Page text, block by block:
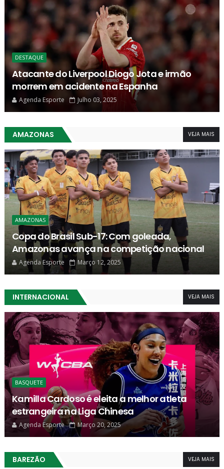
BASQUETE
Basquete brasileiro perde o bicampeão
mundial Wlamir Marques
Agenda Esporte Março 19, 2025
AMAZONAS VEJA MAIS
AMAZONAS
Barezão 2025: Em jogo de poucas
oportunidades, Manauara e São Raimundo
não saem do zero
Agenda Esporte Março 12, 2025
INTERNACIONAL VEJA MAIS
COPA DO MUNDO
Japão é 1º classificado para Copa do Mundo
2026 após 2 a 0 no Bahrein
Agenda Esporte Março 20, 2025
BAREZÃO VEJA MAIS